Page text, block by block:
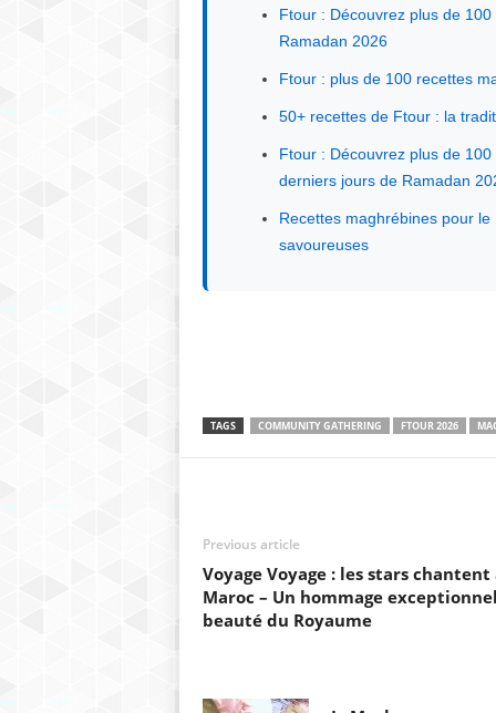
Ftour : Découvrez plus de
Ramadan 2026
Ftour : plus de 100 recettes
50+ recettes de Ftour : la
Ftour : Découvrez plus de
derniers jours de Ramadan
Recettes maghrébines pour
savoureuses
TAGS COMMUNITY GATHERING FTOUR 2026
Previous article
Voyage Voyage : les stars chantent
Maroc – Un hommage
beauté du Royaume